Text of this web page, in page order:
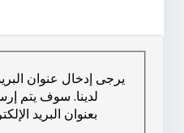
يرجى إدخال عنوان
لدينا. سوف يتم
بعنوان البريد